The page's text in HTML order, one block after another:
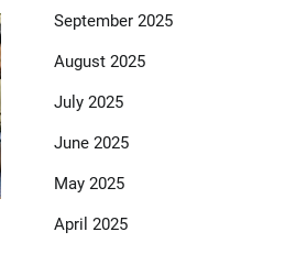
September 2025
August 2025
July 2025
June 2025
May 2025
April 2025